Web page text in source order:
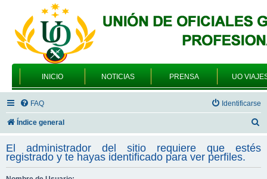
INICIO NOTICIAS PRENSA UO
FAQ Identificarse
Índice general
s
c
El administrador del sitio requiere que estés
registrado y te hayas identificado para ver perfiles.